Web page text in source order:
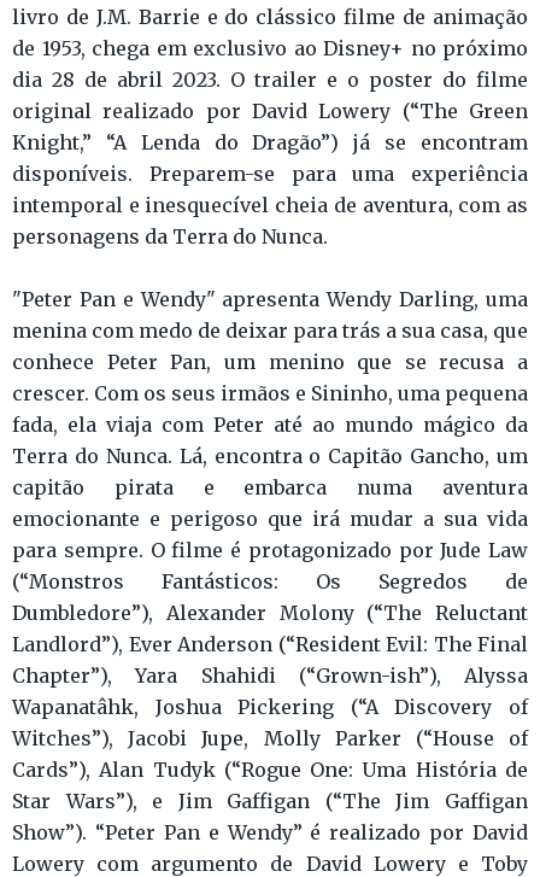
livro de J.M. Barrie e do clássico filme de animação
de 1953, chega em exclusivo ao Disney+ no próximo
dia 28 de abril 2023. O trailer e o poster do filme
original realizado por David Lowery (“The Green
Knight,” “A Lenda do Dragão”) já se encontram
disponíveis. Preparem-se para uma experiência
intemporal e inesquecível cheia de aventura, com as
personagens da Terra do Nunca.
"Peter Pan e Wendy" apresenta Wendy Darling, uma
menina com medo de deixar para trás a sua casa, que
conhece Peter Pan, um menino que se recusa a
crescer. Com os seus irmãos e Sininho, uma pequena
fada, ela viaja com Peter até ao mundo mágico da
Terra do Nunca. Lá, encontra o Capitão Gancho, um
capitão pirata e embarca numa aventura
emocionante e perigoso que irá mudar a sua vida
para sempre. O filme é protagonizado por Jude Law
(“Monstros Fantásticos: Os Segredos de
Dumbledore”), Alexander Molony (“The Reluctant
Landlord”), Ever Anderson (“Resident Evil: The Final
Chapter”), Yara Shahidi (“Grown-ish”), Alyssa
Wapanatâhk, Joshua Pickering (“A Discovery of
Witches”), Jacobi Jupe, Molly Parker (“House of
Cards”), Alan Tudyk (“Rogue One: Uma História de
Star Wars”), e Jim Gaffigan (“The Jim Gaffigan
Show”). “Peter Pan e Wendy” é realizado por David
Lowery com argumento de David Lowery e Toby